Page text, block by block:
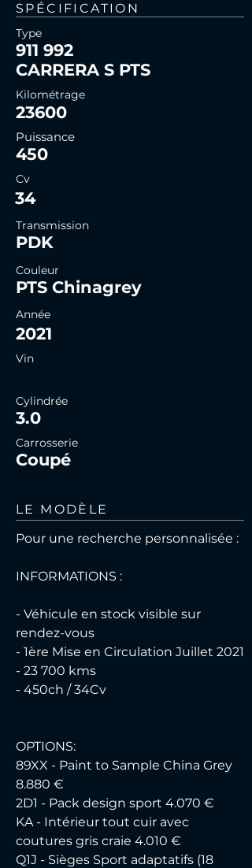
SPÉCIFICATION
Type
911 992
CARRERA S PTS
Kilométrage
23600
Puissance
450
Cv
34
Transmission
PDK
Couleur
PTS Chinagrey
Année
2021
Vin
Cylindrée
3.0
Carrosserie
Coupé
LE MODÈLE
Pour une recherche personnalisée :
INFORMATIONS :
- Véhicule en stock visible sur
rendez-vous
- 1ère Mise en Circulation Juillet 2021
- 23 700 kms
- 450ch / 34Cv
OPTIONS:
89XX - Paint to Sample China Grey
8.880 €
2D1 - Pack design sport 4.070 €
KA - Intérieur tout cuir avec
coutures gris craie 4.010 €
Q1J - Sièges Sport adaptatifs (18